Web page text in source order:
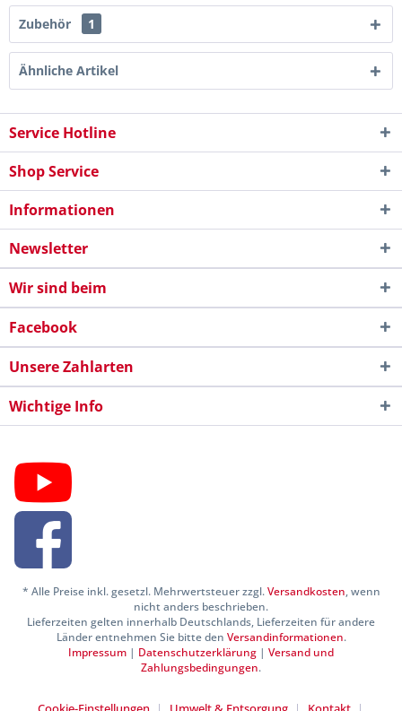
Zubehör 1
Ähnliche Artikel
Service Hotline
Shop Service
Informationen
Newsletter
Wir sind beim
Facebook
Unsere Zahlarten
Wichtige Info
* Alle Preise inkl. gesetzl. Mehrwertsteuer zzgl.Versandkosten, wenn
nicht anders beschrieben.
Lieferzeiten gelten innerhalb Deutschlands, Lieferzeiten für andere
Länder entnehmen Sie bitte den Versandinformationen.
Impressum | Datenschutzerklärung | Versand und
Zahlungsbedingungen.